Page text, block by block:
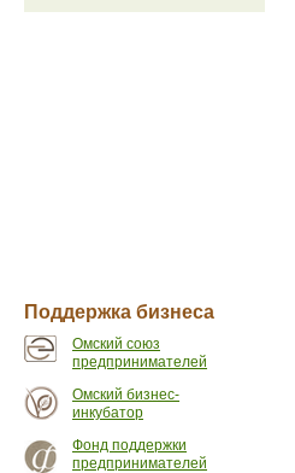
Поддержка бизнеса
Омский союз
предпринимателей
Омский бизнес-
инкубатор
Фонд поддержки
предпринимателей